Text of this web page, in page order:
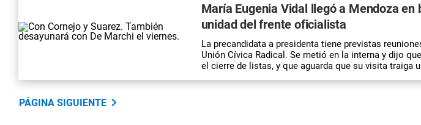
María Eugenia Vidal llegó a Mendoza en
unidad del frente oficialista
La precandidata a presidenta tiene previstas
Unión Cívica Radical. Se metió en la interna y dijo
el cierre de listas, y que aguarda que su visita traiga
PÁGINA SIGUIENTE